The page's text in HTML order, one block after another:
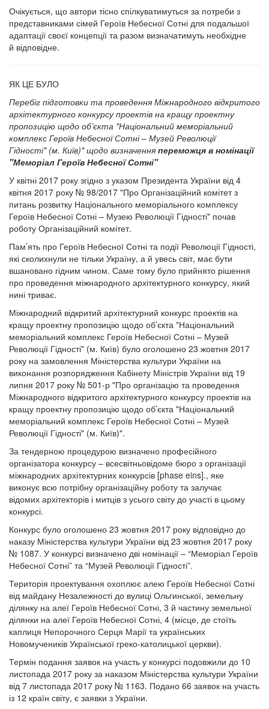
Очікується, що автори тісно спілкуватимуться за потреби з
представниками сімей Героїв Небесної Сотні для подальшої
адаптації своєї концепції та разом визначатимуть необхідне
й відповідне.
ЯК ЦЕ БУЛО
Перебіг підготовки та проведення Міжнародного відкритого
архітектурного конкурсу проектів на кращу проектну
пропозицію щодо об’єкта "Національний меморіальний
комплекс Героїв Небесної Сотні – Музей Революції
Гідності" (м. Київ)" щодо визначення переможця в номінації
"Меморіал Героїв Небесної Сотні"
У квітні 2017 року згідно з указом Президента України від 4
квітня 2017 року № 98/2017 "Про Організаційний комітет з
питань розвитку Національного меморіального комплексу
Героїв Небесної Сотні – Музею Революції Гідності" почав
роботу Організаційний комітет.
Пам’ять про Героїв Небесної Сотні та події Революції Гідності,
які сколихнули не тільки Україну, а й увесь світ, має бути
вшановано гідним чином. Саме тому було прийнято рішення
про проведення міжнародного архітектурного конкурсу, який
нині триває.
Міжнародний відкритий архітектурний конкурс проектів на
кращу проектну пропозицію щодо об’єкта "Національний
меморіальний комплекс Героїв Небесної Сотні – Музей
Революції Гідності" (м. Київ) було оголошено 23 жовтня 2017
року на замовлення Міністерства культури України на
виконання розпорядження Кабінету Міністрів України від 19
липня 2017 року № 501-р "Про організацію та проведення
Міжнародного відкритого архітектурного конкурсу проектів на
кращу проектну пропозицію щодо об’єкта "Національний
меморіальний комплекс Героїв Небесної Сотні – Музей
Революції Гідності" (м. Київ)".
За тендерною процедурою визначено професійного
організатора конкурсу – всесвітньовідоме бюро з організації
міжнародних архітектурних конкурсів [phase eins]., яке
виконує всю потрібну організаційну роботу та залучає
відомих архітекторів і митців з усього світу до участі в цьому
конкурсі.
Конкурс було оголошено 23 жовтня 2017 року відповідно до
наказу Міністерства культури України від 23 жовтня 2017 року
№ 1087. У конкурсі визначено дві номінації – “Меморіал Героїв
Небесної Сотні” та “Музей Революції Гідності”.
Територія проектування охоплює алею Героїв Небесної Сотні
від майдану Незалежності до вулиці Ольгинської, земельну
ділянку на алеї Героїв Небесної Сотні, 3 й частину земельної
ділянки на алеї Героїв Небесної Сотні, 4 (місце, де стоїть
каплиця Непорочного Серця Марії та українських
Новомучеників Української греко-католицької церкви).
Термін подання заявок на участь у конкурсі подовжили до 10
листопада 2017 року за наказом Міністерства культури України
від 7 листопада 2017 року № 1163. Подано 66 заявок на участь
із 12 країн світу, є заявки з України.